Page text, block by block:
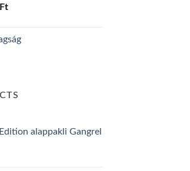
Current
100Ft.
alappakli Gangrel